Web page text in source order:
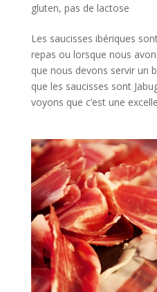
gluten, pas de lactose
Les saucisses ibériques
repas ou lorsque nous
que nous devons servir un
que les saucisses sont
voyons que c’est une